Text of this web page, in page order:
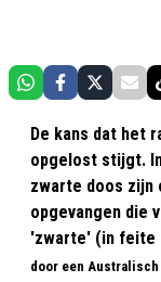
De kans dat het
opgelost stijgt.
zwarte doos zijn
opgevangen die
'zwarte' (in feite
door een